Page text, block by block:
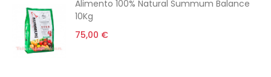
Alimento 100% Natural Summum Balance
10Kg
75,00 €